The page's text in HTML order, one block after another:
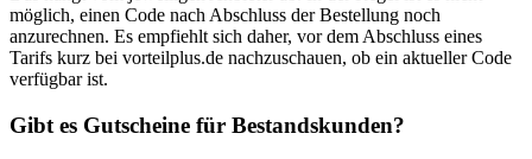
möglich, einen Code nach Abschluss der Bestellung noch
anzurechnen. Es empfiehlt sich daher, vor dem Abschluss eines
Tarifs kurz bei vorteilplus.de nachzuschauen, ob ein aktueller Code
verfügbar ist.
Gibt es Gutscheine für Bestandskunden?